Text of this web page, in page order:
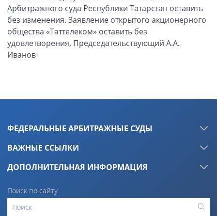
Арбитражного суда Республики Татарстан оставить
без изменения. Заявление открытого акционерного
общества «Таттелеком» оставить без
удовлетворения. Председательствующий А.А.
Иванов
ФЕДЕРАЛЬНЫЕ АРБИТРАЖНЫЕ СУДЫ
ВАЖНЫЕ ССЫЛКИ
ДОПОЛНИТЕЛЬНАЯ ИНФОРМАЦИЯ
Поиск по сайту